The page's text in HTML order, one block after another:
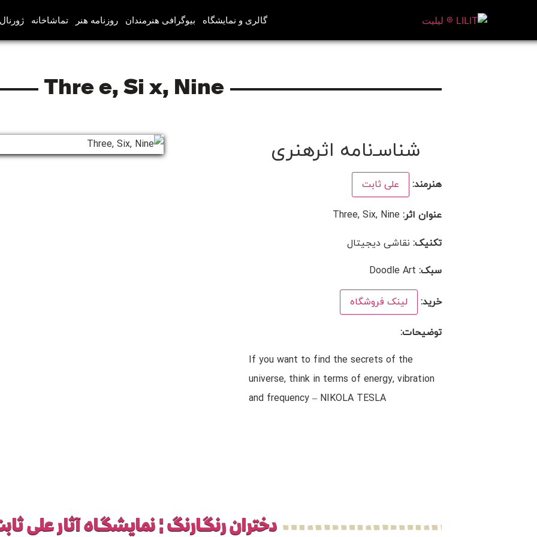
گالری و نمایشگاه بیوگرافی هنرمندان روزنامه هنر تماشاخانه
Three, Six, Nine
شناسـ‌نامه اثرهنری
هنرمند: علی ثابت
عنوان اثر: Three, Six, Nine
تکنیک: نقاشی دیجیتال
سبک: Doodle Art
خرید: لینک فروشگاه
توضیحات:
If you want to find the secrets of the
universe, think in terms of energy, vibration
and frequency – NIKOLA TESLA
دختران رنگارنگ ¦ نمایشگاه آثار علی